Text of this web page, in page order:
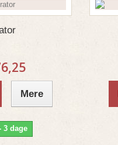
Mere
3 dage